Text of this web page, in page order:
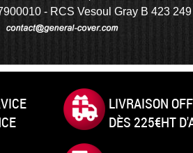
- RCS Vesoul Gray B 423
LIVRAISON
DÈS 225€HT